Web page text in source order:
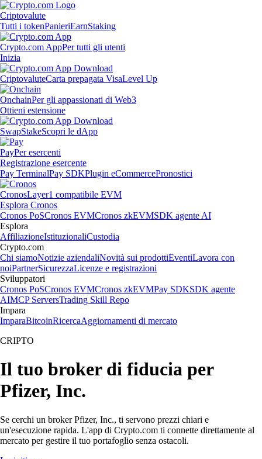
Criptovalute
Tutti i tokenPanieriEarnStaking
Crypto.com AppPer tutti gli utenti
Inizia
CriptovaluteCarta prepagata VisaLevel Up
OnchainPer gli appassionati di Web3
Ottieni estensione
SwapStakeScopri le dApp
PayPer esercenti
Registrazione esercente
Pay TerminalPay SDKPlugin eCommercePronostici
CronosLayer1 compatibile EVM
Esplora Cronos
Cronos PoSCronos EVMCronos zkEVMSDK agente AI
Esplora
AffiliazioneIstituzionaliCustodia
Crypto.com
Chi siamoNotizie aziendaliNovità sui prodottiEventiLavora con
noiPartnerSicurezzaLicenze e registrazioni
Sviluppatori
Cronos PoSCronos EVMCronos zkEVMPay SDKSDK agente
AIMCP ServersTrading Skill Repo
Impara
ImparaBitcoinRicercaAggiornamenti di mercato
CRIPTO
Il tuo broker di fiducia per
Pfizer, Inc.
Se cerchi un broker Pfizer, Inc., ti servono prezzi chiari e
un'esecuzione rapida. L'app di Crypto.com ti connette direttamente al
mercato per gestire il tuo portafoglio senza ostacoli.